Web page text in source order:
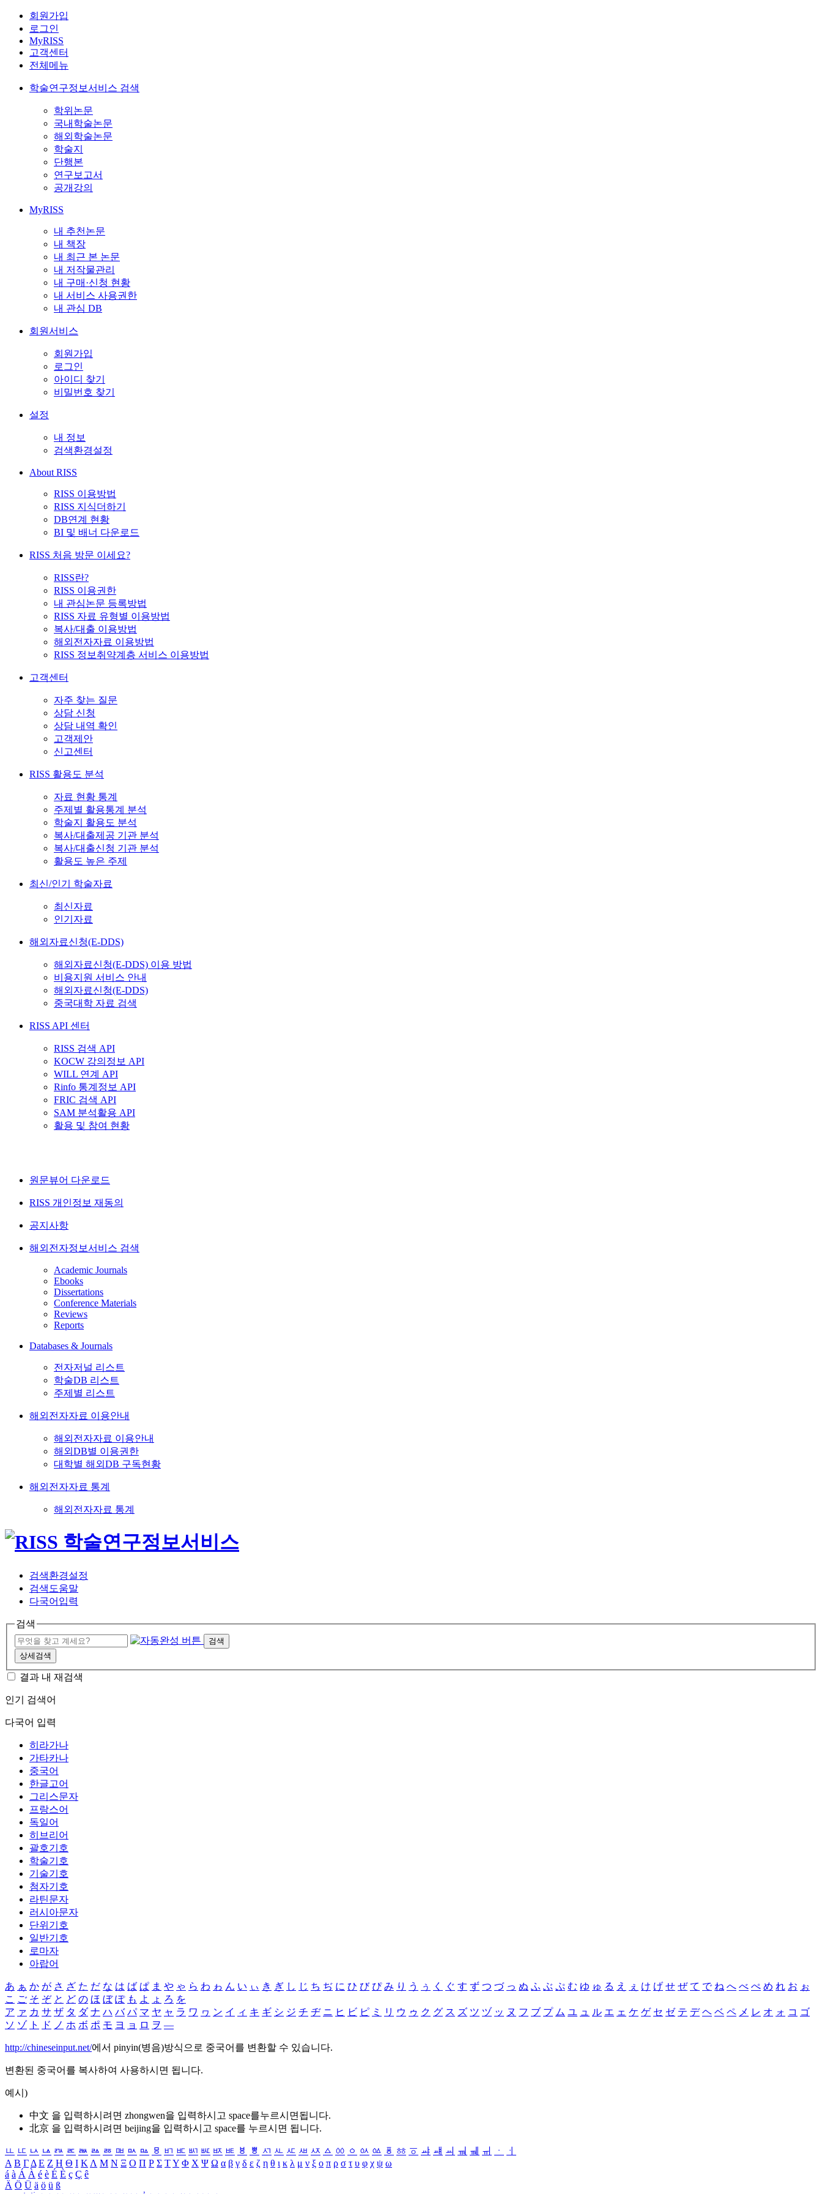
회원가입
로그인
MyRISS
고객센터
전체메뉴
학술연구정보서비스 검색
학위논문
국내학술논문
해외학술논문
학술지
단행본
연구보고서
공개강의
MyRISS
내 추천논문
내 책장
내 최근 본 논문
내 저작물관리
내 구매·신청 현황
내 서비스 사용권한
내 관심 DB
회원서비스
회원가입
로그인
아이디 찾기
비밀번호 찾기
설정
내 정보
검색환경설정
About RISS
RISS 이용방법
RISS 지식더하기
DB연계 현황
BI 및 배너 다운로드
RISS 처음 방문 이세요?
RISS란?
RISS 이용권한
내 관심논문 등록방법
RISS 자료 유형별 이용방법
복사/대출 이용방법
해외전자자료 이용방법
RISS 정보취약계층 서비스 이용방법
고객센터
자주 찾는 질문
상담 신청
상담 내역 확인
고객제안
신고센터
RISS 활용도 분석
자료 현황 통계
주제별 활용통계 분석
학술지 활용도 분석
복사/대출제공 기관 분석
복사/대출신청 기관 분석
활용도 높은 주제
최신/인기 학술자료
최신자료
인기자료
해외자료신청(E-DDS)
해외자료신청(E-DDS) 이용 방법
비용지원 서비스 안내
해외자료신청(E-DDS)
중국대학 자료 검색
RISS API 센터
RISS 검색 API
KOCW 강의정보 API
WILL 연계 API
Rinfo 통계정보 API
FRIC 검색 API
SAM 분석활용 API
활용 및 참여 현황
원문뷰어 다운로드
RISS 개인정보 재동의
공지사항
해외전자정보서비스 검색
Academic Journals
Ebooks
Dissertations
Conference Materials
Reviews
Reports
Databases & Journals
전자저널 리스트
학술DB 리스트
주제별 리스트
해외전자자료 이용안내
해외전자자료 이용안내
해외DB별 이용권한
대학별 해외DB 구독현황
해외전자자료 통계
해외전자자료 통계
검색환경설정
검색도움말
다국어입력
검색
검색
상세검색
결과 내 재검색
인기 검색어
다국어 입력
히라가나
가타카나
중국어
한글고어
그리스문자
프랑스어
독일어
히브리어
괄호기호
학술기호
기술기호
첨자기호
라틴문자
러시아문자
단위기호
일반기호
로마자
아랍어
あ ぁ か が さ ざ た だ な は ば ぱ ま や ゃ ら わ ゎ ん い ぃ き ぎ し じ ち ぢ に ひ び ぴ み り う ぅ く ぐ す ず つ づ っ ぬ ふ ぶ ぷ む ゆ ゅ る え ぇ け げ せ ぜ て で ね へ べ ぺ め れ お ぉ
こ ご そ ぞ と ど の ほ ぼ ぽ も よ ょ ろ を
ア ァ カ サ ザ タ ダ ナ ハ バ パ マ ヤ ャ ラ ワ ヮ ン イ ィ キ ギ シ ジ チ ヂ ニ ヒ ビ ピ ミ リ ウ ゥ ク グ ス ズ ツ ヅ ッ ヌ フ ブ プ ム ユ ュ ル エ ェ ケ ゲ セ ゼ テ デ ヘ ベ ペ メ レ オ ォ コ ゴ
ソ ゾ ト ド ノ ホ ボ ポ モ ヨ ョ ロ ヲ ―
http://chineseinput.net/에서 pinyin(병음)방식으로 중국어를 변환할 수 있습니다.
변환된 중국어를 복사하여 사용하시면 됩니다.
예시)
中文 을 입력하시려면 zhongwen을 입력하시고 space를누르시면됩니다.
北京 을 입력하시려면 beijing을 입력하시고 space를 누르시면 됩니다.
ㅥ ㅦ ㅧ ㅨ ㅩ ㅪ ㅫ ㅬ ㅭ ㅮ ㅯ ㅰ ㅱ ㅲ ㅳ ㅴ ㅵ ㅶ ㅷ ㅸ ㅹ ㅺ ㅻ ㅼ ㅽ ㅾ ㅿ ㆀ ㆁ ㆂ ㆃ ㆄ ㆅ ㆆ ㆇ ㆈ ㆉ ㆊ ㆋ ㆌ ㆍ
ㆎ
Α Β ΓΔ Ε Ζ Η Θ Ι ΚΛ Μ Ν Ξ Ο Π Ρ Σ ΤΥ Φ Χ Ψ Ω α β γ δ ε ζ η θ ι κ λ μ ν ξ ο π ρ σ τ υ φ χ ψ ω
á à Á À é è É È ç Ç ê
Ä Ö Ü ä ö ü ß